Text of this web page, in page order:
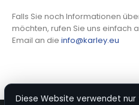
Falls Sie noch Informationen
möchten, rufen Sie uns einfach
Email an die info@karley.eu
Diese Website verwendet